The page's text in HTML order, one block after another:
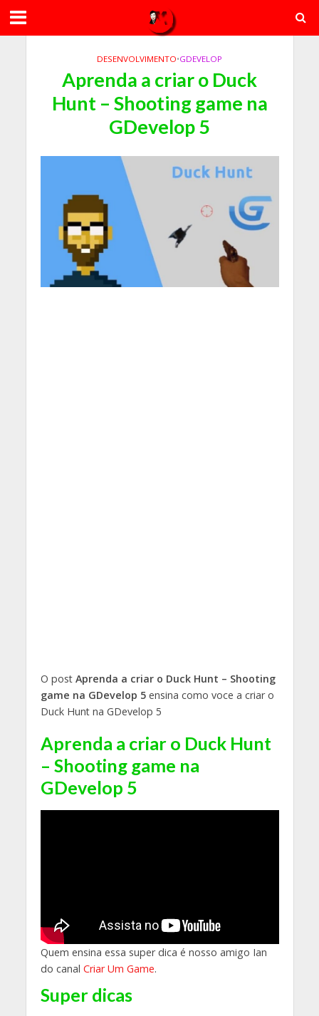
DESENVOLVIMENTO•GDEVELOP
Aprenda a criar o Duck
Hunt – Shooting game na
GDevelop 5
O post Aprenda a criar o Duck Hunt – Shooting
game na GDevelop 5ensina como voce a criar o
Duck Hunt na GDevelop 5
Aprenda a criar o Duck Hunt
– Shooting game na
GDevelop 5
Quem ensina essa super dica é nosso amigo Ian
do canal Criar Um Game.
Super dicas